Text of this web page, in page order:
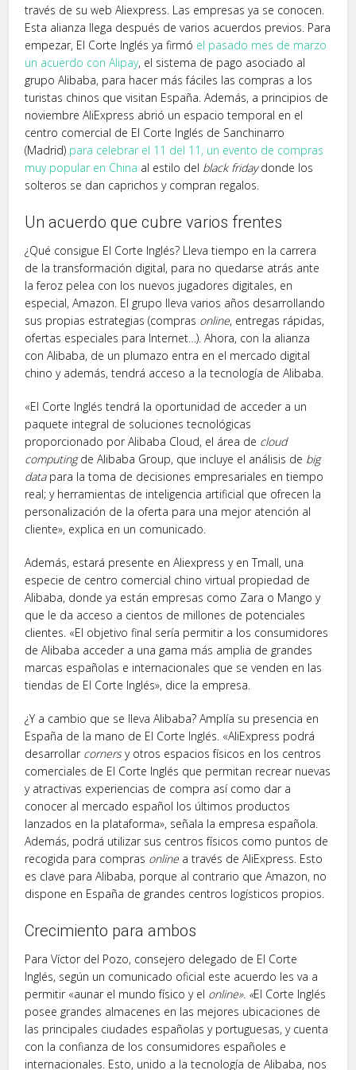
través de su web Aliexpress. Las empresas ya se conocen.
Esta alianza llega después de varios acuerdos previos. Para
empezar, El Corte Inglés ya firmó el pasado mes de marzo
un acuerdo con Alipay, el sistema de pago asociado al
grupo Alibaba, para hacer más fáciles las compras a los
turistas chinos que visitan España. Además, a principios de
noviembre AliExpress abrió un espacio temporal en el
centro comercial de El Corte Inglés de Sanchinarro
(Madrid) para celebrar el 11 del 11, un evento de compras
muy popular en China al estilo del black fridaydonde los
solteros se dan caprichos y compran regalos.
Un acuerdo que cubre varios frentes
¿Qué consigue El Corte Inglés? Lleva tiempo en la carrera
de la transformación digital, para no quedarse atrás ante
la feroz pelea con los nuevos jugadores digitales, en
especial, Amazon. El grupo lleva varios años desarrollando
sus propias estrategias (compras online, entregas rápidas,
ofertas especiales para Internet…). Ahora, con la alianza
con Alibaba, de un plumazo entra en el mercado digital
chino y además, tendrá acceso a la tecnología de Alibaba.
«El Corte Inglés tendrá la oportunidad de acceder a un
paquete integral de soluciones tecnológicas
proporcionado por Alibaba Cloud, el área de cloud
computingde Alibaba Group, que incluye el análisis de big
datapara la toma de decisiones empresariales en tiempo
real; y herramientas de inteligencia artificial que ofrecen la
personalización de la oferta para una mejor atención al
cliente», explica en un comunicado.
Además, estará presente en Aliexpress y en Tmall, una
especie de centro comercial chino virtual propiedad de
Alibaba, donde ya están empresas como Zara o Mango y
que le da acceso a cientos de millones de potenciales
clientes. «El objetivo final sería permitir a los consumidores
de Alibaba acceder a una gama más amplia de grandes
marcas españolas e internacionales que se venden en las
tiendas de El Corte Inglés», dice la empresa.
¿Y a cambio que se lleva Alibaba? Amplía su presencia en
España de la mano de El Corte Inglés. «AliExpress podrá
desarrollar cornersy otros espacios físicos en los centros
comerciales de El Corte Inglés que permitan recrear nuevas
y atractivas experiencias de compra así como dar a
conocer al mercado español los últimos productos
lanzados en la plataforma», señala la empresa española.
Además, podrá utilizar sus centros físicos como puntos de
recogida para compras online a través de AliExpress. Esto
es clave para Alibaba, porque al contrario que Amazon, no
dispone en España de grandes centros logísticos propios.
Crecimiento para ambos
Para Víctor del Pozo, consejero delegado de El Corte
Inglés, según un comunicado oficial este acuerdo les va a
permitir «aunar el mundo físico y el online». «El Corte Inglés
posee grandes almacenes en las mejores ubicaciones de
las principales ciudades españolas y portuguesas, y cuenta
con la confianza de los consumidores españoles e
internacionales. Esto, unido a la tecnología de Alibaba, nos